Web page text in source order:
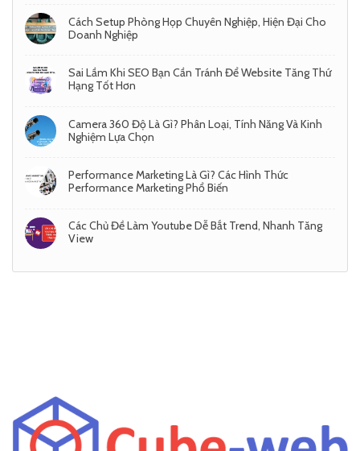
Cách Setup Phòng Họp Chuyên Nghiệp, Hiện Đại Cho
Doanh Nghiệp
Sai Lầm Khi SEO Bạn Cần Tránh Để Website Tăng Thứ
Hạng Tốt Hơn
Camera 360 Độ Là Gì? Phân Loại, Tính Năng Và Kinh
Nghiệm Lựa Chọn
Performance Marketing Là Gì? Các Hình Thức
Performance Marketing Phổ Biến
Các Chủ Đề Làm Youtube Dễ Bắt Trend, Nhanh Tăng
View